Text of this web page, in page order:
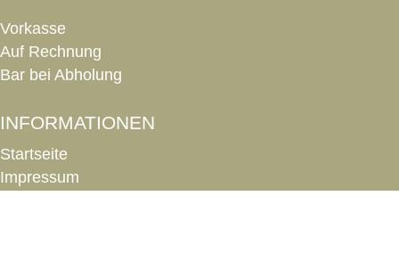
Vorkasse
Auf Rechnung
Bar bei Abholung
INFORMATIONEN
Startseite
Impressum